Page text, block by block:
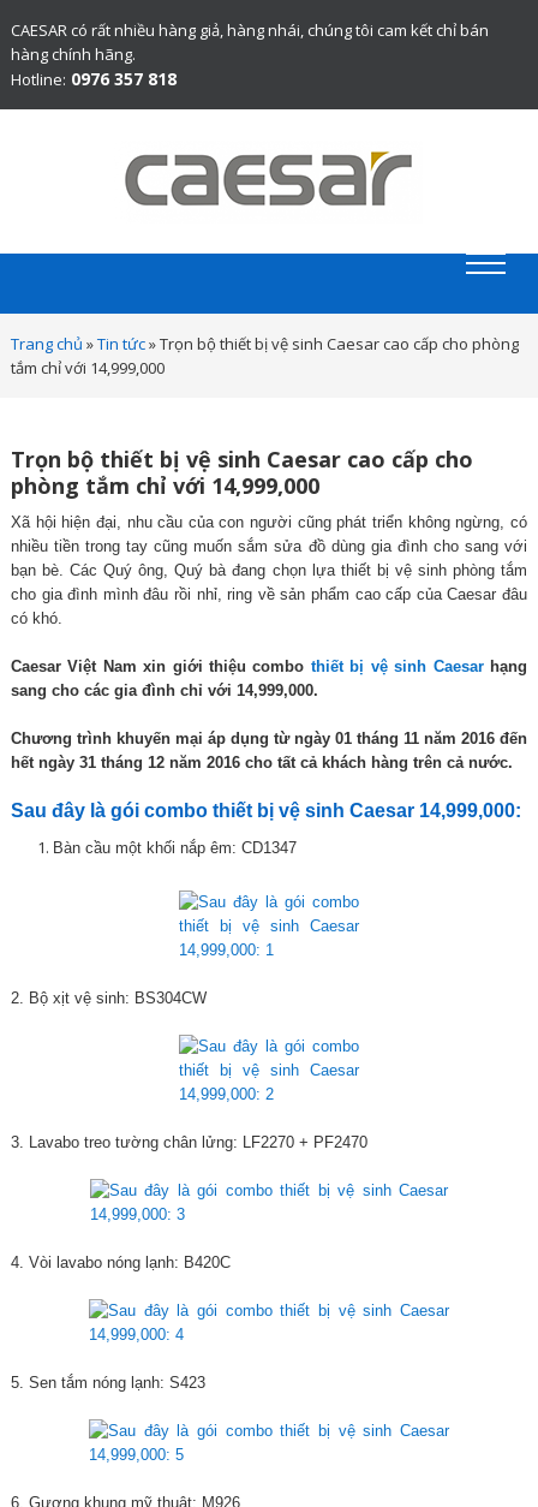
CAESAR có rất nhiều hàng giả, hàng nhái, chúng tôi cam kết chỉ bán
hàng chính hãng.
Hotline: 0976 357 818
Trang chủ »Tin tức»Trọn bộ thiết bị vệ sinh Caesar cao cấp cho phòng
tắm chỉ với 14,999,000
Trọn bộ thiết bị vệ sinh Caesar cao cấp cho
phòng tắm chỉ với 14,999,000
Xã hội hiện đại, nhu cầu của con người cũng phát triển không ngừng, có
nhiều tiền trong tay cũng muốn sắm sửa đồ dùng gia đình cho sang với
bạn bè. Các Quý ông, Quý bà đang chọn lựa thiết bị vệ sinh phòng tắm
cho gia đình mình đâu rồi nhỉ, ring về sản phẩm cao cấp của Caesar đâu
có khó.
Caesar Việt Nam xin giới thiệu combo thiết bị vệ sinh Caesarhạng
sang cho các gia đình chỉ với 14,999,000.
Chương trình khuyến mại áp dụng từ ngày 01 tháng 11 năm 2016 đến
hết ngày 31 tháng 12 năm 2016 cho tất cả khách hàng trên cả nước.
Sau đây là gói combo thiết bị vệ sinh Caesar 14,999,000:
Bàn cầu một khối nắp êm: CD1347
2. Bộ xịt vệ sinh: BS304CW
3. Lavabo treo tường chân lửng: LF2270 + PF2470
4. Vòi lavabo nóng lạnh: B420C
5. Sen tắm nóng lạnh: S423
6. Gương khung mỹ thuật: M926